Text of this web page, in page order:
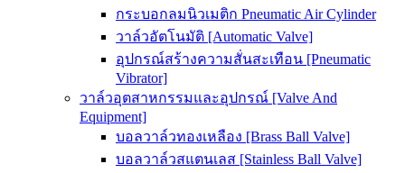
กระบอกลมนิวเมติก Pneumatic Air Cylinder
วาล์วอัตโนมัติ [Automatic Valve]
อุปกรณ์สร้างความสั่นสะเทือน [Pneumatic
Vibrator]
วาล์วอุตสาหกรรมและอุปกรณ์ [Valve And
Equipment]
บอลวาล์วทองเหลือง [Brass Ball Valve]
บอลวาล์วสแตนเลส [Stainless Ball Valve]